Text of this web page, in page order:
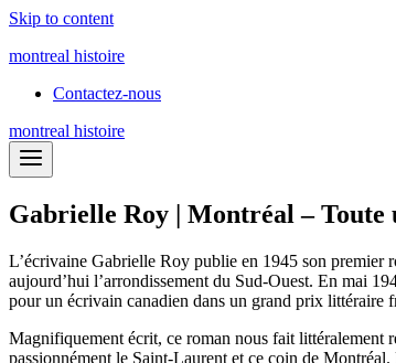
Skip to content
montreal histoire
Contactez-nous
montreal histoire
Gabrielle Roy | Montréal – Toute
L’écrivaine Gabrielle Roy publie en 1945 son premier
aujourd’hui l’arrondissement du Sud-Ouest. En mai
pour un écrivain canadien dans un grand prix littéraire
Magnifiquement écrit, ce roman nous fait littéralement
passionnément le Saint-Laurent et ce coin de